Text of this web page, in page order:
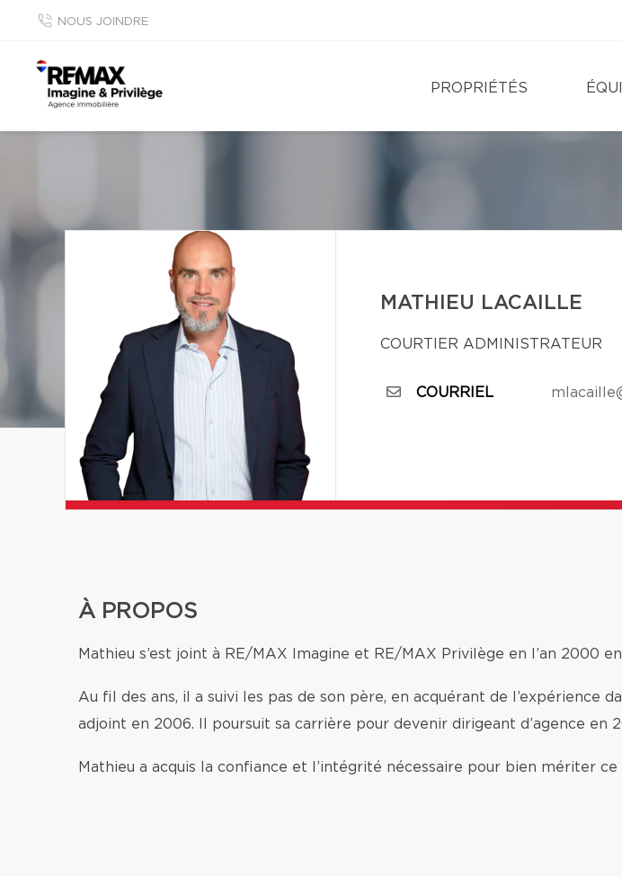
NOUS JOINDRE
PROPRIÉTÉS
MATHIEU LACAILLE
COURTIER ADMINISTRATEUR
COURRIEL
À PROPOS
Mathieu s’est joint à RE/MAX Imagine et RE/MAX Privilège en l’an 2000
Au fil des ans, il a suivi les pas de son père, en acquérant de l’expérience
adjoint en 2006. Il poursuit sa carrière pour devenir dirigeant d’agence en
Mathieu a acquis la confiance et l’intégrité nécessaire pour bien mériter